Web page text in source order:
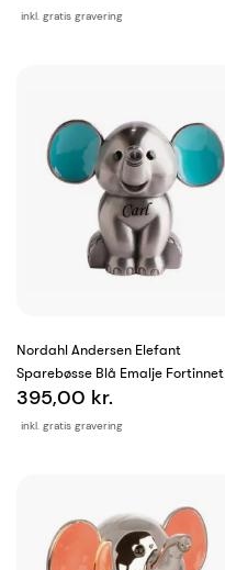
inkl. gratis gravering
Nordahl Andersen Elefant
Sparebøsse Blå Emalje Fortinnet
inkl. gratis gravering
395,00 kr.